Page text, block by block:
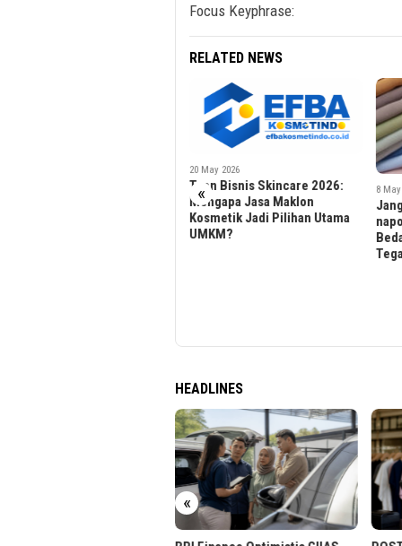
Focus Keyphrase:
RELATED NEWS
«
8 May 2026
Jangan Tergiur Harga!
napocut Edukasi Cara
Bedakan Hijab Paris yang
22
HEADLINES
«